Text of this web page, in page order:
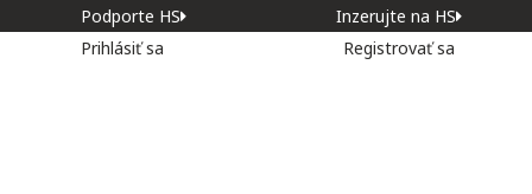
Podporte HS
Inzerujte na HS
Prihlásiť sa
Registrovať sa